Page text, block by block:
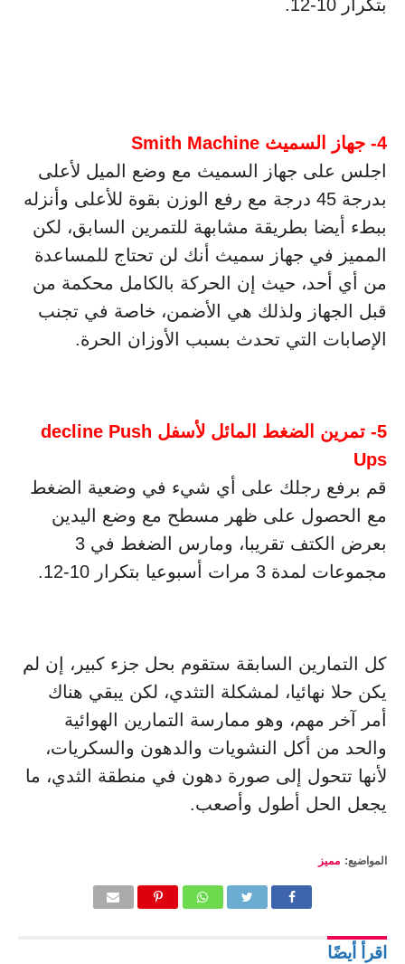
بتكرار 10-12.
4- جهاز السميث Smith Machine
اجلس على جهاز السميث مع وضع الميل لأعلى
بدرجة 45 درجة مع رفع الوزن بقوة للأعلى وأنزله
ببطء أيضا بطريقة مشابهة للتمرين السابق، لكن
المميز في جهاز سميث أنك لن تحتاج للمساعدة
من أي أحد، حيث إن الحركة بالكامل محكمة من
قبل الجهاز ولذلك هي الأضمن، خاصة في تجنب
الإصابات التي تحدث بسبب الأوزان الحرة.
5- تمرين الضغط المائل لأسفل decline Push
Ups
قم برفع رجلك على أي شيء في وضعية الضغط
مع الحصول على ظهر مسطح مع وضع اليدين
بعرض الكتف تقريبا، ومارس الضغط في 3
مجموعات لمدة 3 مرات أسبوعيا بتكرار 10-12.
كل التمارين السابقة ستقوم بحل جزء كبير، إن لم
يكن حلا نهائيا، لمشكلة التثدي، لكن يبقي هناك
أمر آخر مهم، وهو ممارسة التمارين الهوائية
والحد من أكل النشويات والدهون والسكريات،
لأنها تتحول إلى صورة دهون في منطقة الثدي، ما
يجعل الحل أطول وأصعب.
المواضيع: مميز
اقرأ أيضًا